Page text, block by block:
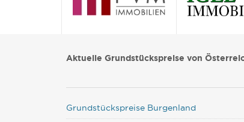
Aktuelle Grundstückspreise von
Grundstückspreise Burgenland